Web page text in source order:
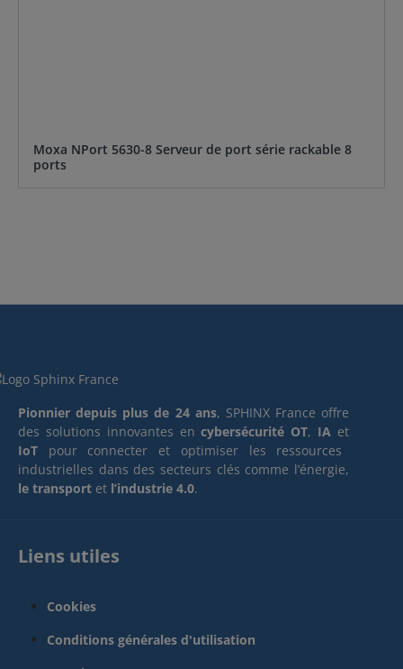
Moxa NPort 5630-8 Serveur de port série rackable 8
ports
Pionnier depuis plus de 24 ans, SPHINX France offre
des solutions innovantes encybersécurité OT, IA et
IoT pour connecter et optimiser les ressources
industrielles dans des secteurs clés comme l’énergie,
le transport et l’industrie 4.0.
Liens utiles
Cookies
Conditions générales d'utilisation